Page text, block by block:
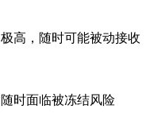
极高，随时可能被动接收
随时面临被冻结风险